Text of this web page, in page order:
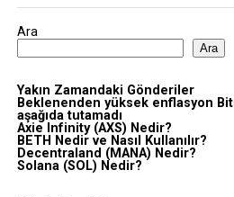
Ara
Ara
Yakın Zamandaki Gönderiler
Beklenenden yüksek enflasyon
aşağıda tutamadı
Axie Infinity (AXS) Nedir?
BETH Nedir ve Nasıl Kullanılır?
Decentraland (MANA) Nedir?
Solana (SOL) Nedir?